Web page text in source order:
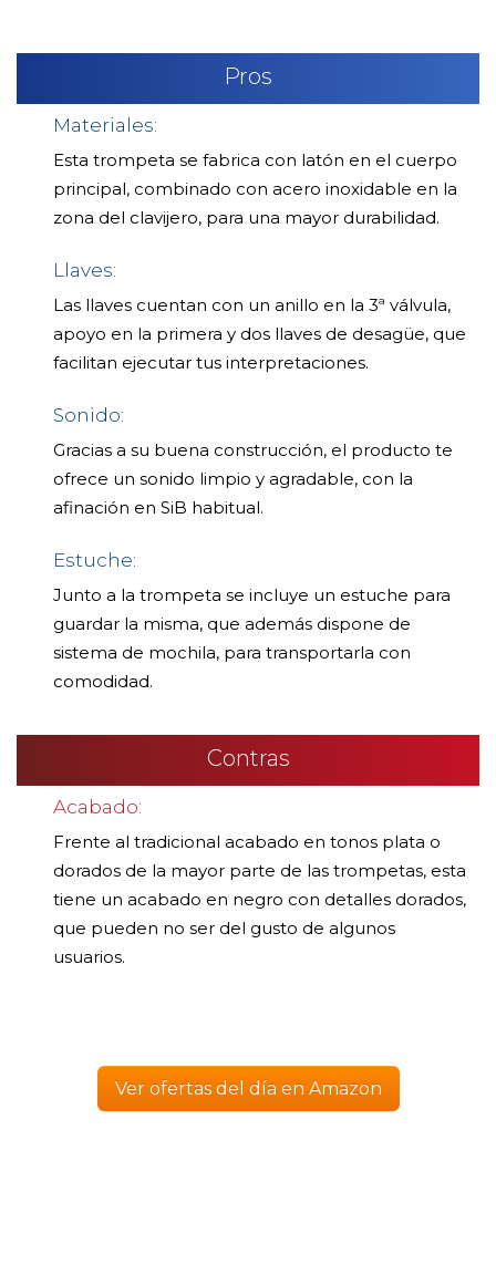
Pros
Materiales:
Esta trompeta se fabrica con latón en el cuerpo
principal, combinado con acero inoxidable en la
zona del clavijero, para una mayor durabilidad.
Llaves:
Las llaves cuentan con un anillo en la 3ª válvula,
apoyo en la primera y dos llaves de desagüe, que
facilitan ejecutar tus interpretaciones.
Sonido:
Gracias a su buena construcción, el producto te
ofrece un sonido limpio y agradable, con la
afinación en SiB habitual.
Estuche:
Junto a la trompeta se incluye un estuche para
guardar la misma, que además dispone de
sistema de mochila, para transportarla con
comodidad.
Contras
Acabado:
Frente al tradicional acabado en tonos plata o
dorados de la mayor parte de las trompetas, esta
tiene un acabado en negro con detalles dorados,
que pueden no ser del gusto de algunos
usuarios.
Ver ofertas del día en Amazon